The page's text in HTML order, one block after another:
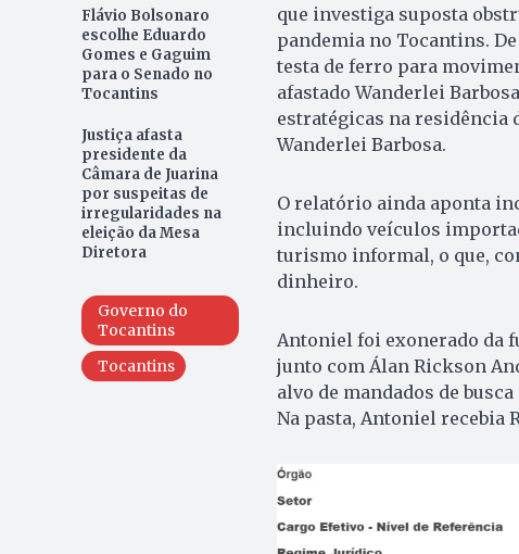
Flávio Bolsonaro
escolhe Eduardo
Gomes e Gaguim
para o Senado no
Tocantins
Justiça afasta
presidente da
Câmara de Juarina
por suspeitas de
irregularidades na
eleição da Mesa
Diretora
Governo do
Tocantins
Tocantins
que investiga suposta
pandemia no Tocantins.
testa de ferro para
afastado Wanderlei
estratégicas na residência
Wanderlei Barbosa.
O relatório ainda aponta
incluindo veículos
turismo informal, o que,
dinheiro.
Antoniel foi exonerado da
junto com Álan Rickson
alvo de mandados de
Na pasta, Antoniel recebia